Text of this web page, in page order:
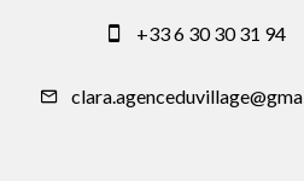
+33 6 30 30 31 94